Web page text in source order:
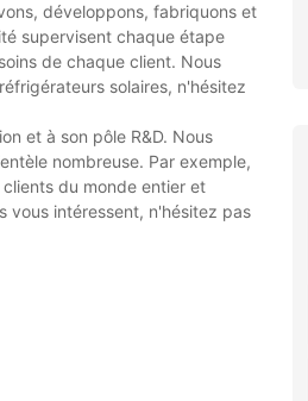
développons, fabriquons et
supervisent chaque étape
de chaque client. Nous
solaires, n'hésitez
et à son pôle R&D. Nous
nombreuse. Par exemple,
du monde entier et
vous intéressent, n'hésitez pas